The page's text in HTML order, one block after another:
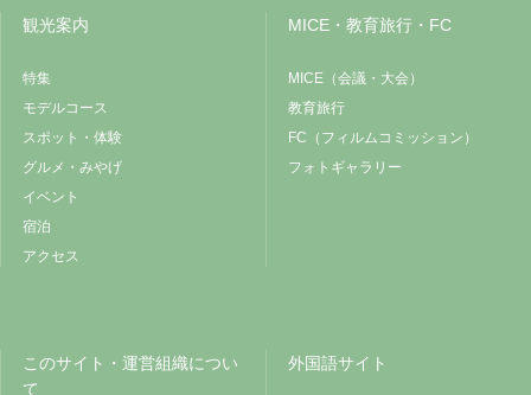
観光案内
特集
モデルコース
スポット・体験
グルメ・みやげ
イベント
宿泊
アクセス
MICE・教育旅行・FC
MICE（会議・大会）
教育旅行
FC（フィルムコミッション）
フォトギャラリー
このサイト・運営組織につい
て
外国語サイト